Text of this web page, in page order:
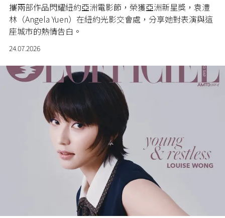
攜兩部作品閃耀紐約亞洲電影節，榮獲亞洲新星獎，袁澧
林（Angela Yuen）在紐約光影交會處，分享她對表演與這
座城市的熱情告白。
24.07.2026